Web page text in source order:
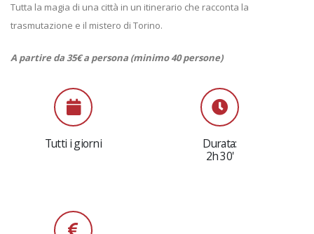
Tutta la magia di una città in un itinerario che racconta la
trasmutazione e il mistero di Torino.
A partire da 35€ a persona (minimo 40 persone)
Tutti i giorni
Durata:
2h 30'